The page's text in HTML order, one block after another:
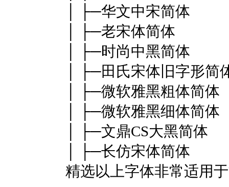
│ ├─华文中宋简体
│ ├─老宋体简体
│ ├─时尚中黑简体
│ ├─田氏宋体旧字形简
│ ├─微软雅黑粗体简体
│ ├─微软雅黑细体简体
│ ├─文鼎CS大黑简体
│ ├─长仿宋体简体
精选以上字体非常适用